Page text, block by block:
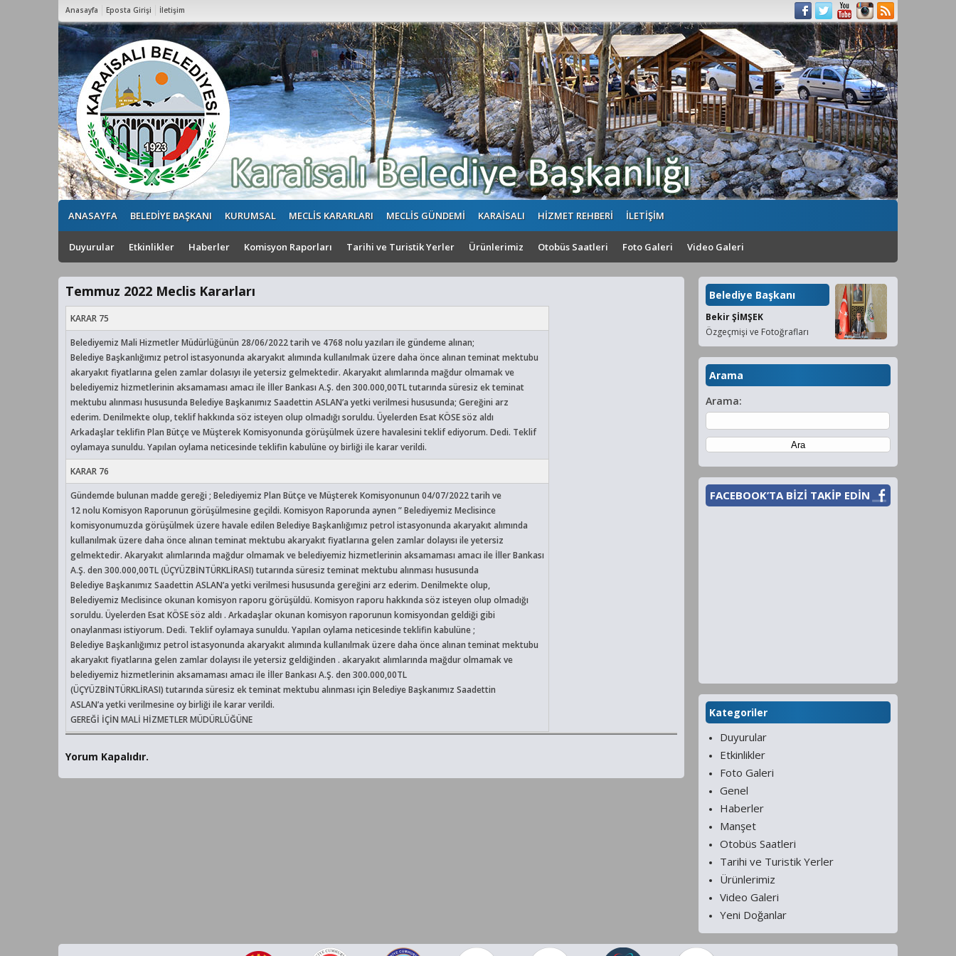
Anasayfa Eposta Girişi İletişim
3
ANASAYFA BELEDİYE BAŞKANI KURUMSAL MECLİS KARARLARI MECLİS GÜNDEMİ KARAİSALI HİZMET REHBERİ İLETİŞİM
Duyurular Etkinlikler Haberler Komisyon Raporları Tarihi ve Turistik Yerler Ürünlerimiz Otobüs Saatleri Foto Galeri Video Galeri
Temmuz 2022 Meclis Kararları
KARAR 75
Belediyemiz Mali Hizmetler Müdürlüğünün 28/06/2022 tarih ve 4768 nolu yazıları ile gündeme alınan;
Belediye Başkanlığımız petrol istasyonunda akaryakıt alımında kullanılmak üzere daha önce alınan teminat mektubu
akaryakıt fiyatlarına gelen zamlar dolasıyı ile yetersiz gelmektedir. Akaryakıt alımlarında mağdur olmamak ve
belediyemiz hizmetlerinin aksamaması amacı ile İller Bankası A.Ş. den 300.000,00­TL tutarında süresiz ek teminat
mektubu alınması hususunda Belediye Başkanımız Saadettin ASLAN’a yetki verilmesi hususunda; Gereğini arz
ederim. Denilmekte olup, teklif hakkında söz isteyen olup olmadığı soruldu. Üyelerden Esat KÖSE söz aldı
Arkadaşlar teklifin Plan Bütçe ve Müşterek Komisyonunda görüşülmek üzere havalesini teklif ediyorum. Dedi. Teklif
oylamaya sunuldu. Yapılan oylama neticesinde teklifin kabulüne oy birliği ile karar verildi.
KARAR 76
Gündemde bulunan madde gereği ; Belediyemiz Plan Bütçe ve Müşterek Komisyonunun 04/07/2022 tarih ve
12 nolu Komisyon Raporunun görüşülmesine geçildi. Komisyon Raporunda aynen ” Belediyemiz Meclisince
komisyonumuzda görüşülmek üzere havale edilen Belediye Başkanlığımız petrol istasyonunda akaryakıt alımında
kullanılmak üzere daha önce alınan teminat mektubu akaryakıt fiyatlarına gelen zamlar dolayısı ile yetersiz
gelmektedir. Akaryakıt alımlarında mağdur olmamak ve belediyemiz hizmetlerinin aksamaması amacı ile İller Bankası
A.Ş. den 300.000,00­TL (ÜÇYÜZBİNTÜRKLİRASI) tutarında süresiz teminat mektubu alınması hususunda
Belediye Başkanımız Saadettin ASLAN’a yetki verilmesi hususunda gereğini arz ederim. Denilmekte olup,
Belediyemiz Meclisince okunan komisyon raporu görüşüldü. Komisyon raporu hakkında söz isteyen olup olmadığı
soruldu. Üyelerden Esat KÖSE söz aldı . Arkadaşlar okunan komisyon raporunun komisyondan geldiği gibi
onaylanması istiyorum. Dedi. Teklif oylamaya sunuldu. Yapılan oylama neticesinde teklifin kabulüne ;
Belediye Başkanlığımız petrol istasyonunda akaryakıt alımında kullanılmak üzere daha önce alınan teminat mektubu
akaryakıt fiyatlarına gelen zamlar dolayısı ile yetersiz geldiğinden . akaryakıt alımlarında mağdur olmamak ve
belediyemiz hizmetlerinin aksamaması amacı ile İller Bankası A.Ş. den 300.000,00­TL
(ÜÇYÜZBİNTÜRKLİRASI) tutarında süresiz ek teminat mektubu alınması için Belediye Başkanımız Saadettin
ASLAN’a yetki verilmesine oy birliği ile karar verildi.
GEREĞİ İÇİN MALİ HİZMETLER MÜDÜRLÜĞÜNE
Yorum Kapalıdır.
Belediye Başkanı
Bekir ŞİMŞEK
Özgeçmişi ve Fotoğrafları
Arama
Arama:
FACEBOOK’TA BİZİ TAKİP EDİN
Kategoriler
Duyurular
Etkinlikler
Foto Galeri
Genel
Haberler
Manşet
Otobüs Saatleri
Tarihi ve Turistik Yerler
Ürünlerimiz
Video Galeri
Yeni Doğanlar